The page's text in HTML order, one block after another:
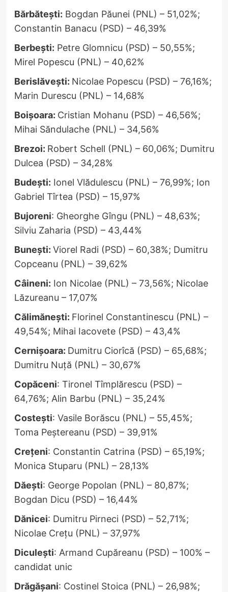
Bărbătești: Bogdan Păunei (PNL) – 51,02%;
Constantin Banacu (PSD) – 46,39%
Berbești: Petre Glomnicu (PSD) – 50,55%;
Mirel Popescu (PNL) – 40,62%
Berislăvești: Nicolae Popescu (PSD) – 76,16%;
Marin Durescu (PNL) – 14,68%
Boișoara: Cristian Mohanu (PSD) – 46,56%;
Mihai Săndulache (PNL) – 34,56%
Brezoi: Robert Schell (PNL) – 60,06%; Dumitru
Dulcea (PSD) – 34,28%
Budești: Ionel Vlădulescu (PNL) – 76,99%; Ion
Gabriel Tîrtea (PSD) – 15,97%
Bujoreni: Gheorghe Gîngu (PNL) – 48,63%;
Silviu Zaharia (PSD) – 43,44%
Bunești: Viorel Radi (PSD) – 60,38%; Dumitru
Copceanu (PNL) – 39,62%
Câineni: Ion Nicolae (PNL) – 73,56%; Nicolae
Lăzureanu – 17,07%
Călimănești: Florinel Constantinescu (PNL) –
49,54%; Mihai Iacovete (PSD) – 43,4%
Cernișoara: Dumitru Ciorîcă (PSD) – 65,68%;
Dumitru Nuță (PNL) – 30,67%
Copăceni: Tironel Tîmplărescu (PSD) –
64,76%; Alin Barbu (PNL) – 35,24%
Costești: Vasile Borăscu (PNL) – 55,45%;
Toma Peștereanu (PSD) – 39,91%
Crețeni: Constantin Catrina (PSD) – 65,19%;
Monica Stuparu (PNL) – 28,13%
Dăești: George Popolan (PNL) – 80,87%;
Bogdan Dicu (PSD) – 16,44%
Dănicei: Dumitru Pirneci (PSD) – 52,71%;
Nicolae Crețu (PNL) – 37,97%
Diculești: Armand Cupăreanu (PSD) – 100% –
candidat unic
Drăgășani: Costinel Stoica (PNL) – 26,98%;